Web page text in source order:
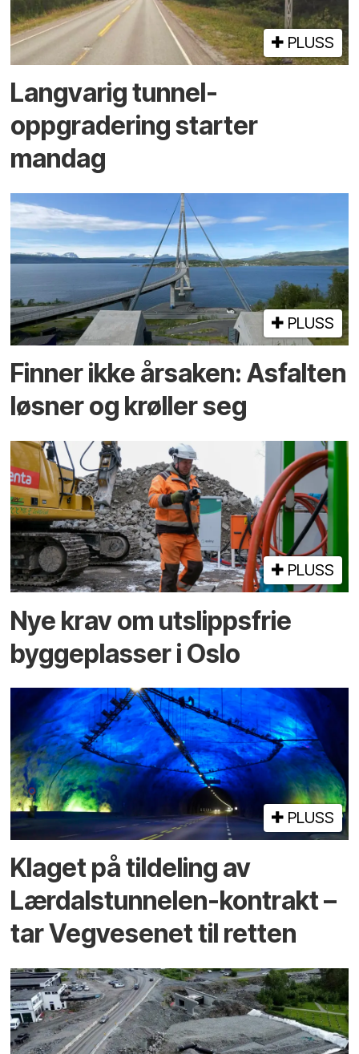
PLUSS
Langvarig tunnel­
oppgradering starter
mandag
PLUSS
Finner ikke årsaken: Asfalten
løsner og krøller seg
PLUSS
Nye krav om utslippsfrie
byggeplasser i Oslo
PLUSS
Klaget på tildeling av
Lærdalstunnelen-kontrakt –
tar Vegvesenet til retten